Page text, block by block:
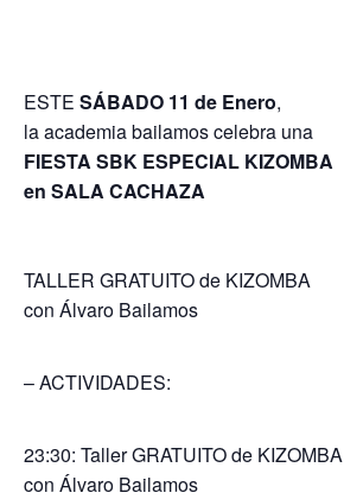
ESTE SÁBADO 11 de Enero,
la academia bailamos celebra una
FIESTA SBK ESPECIAL KIZOMBA
en SALA CACHAZA
TALLER GRATUITOde KIZOMBA
con Álvaro Bailamos
– ACTIVIDADES:
23:30: Taller GRATUITOde KIZOMBA
con Álvaro Bailamos